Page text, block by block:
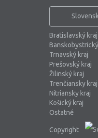
Bratislavský kraj
Trnavský kraj
Prešovský kraj
Žilinský kraj
Trenčiansky kraj
Nitriansky kraj
Košický kraj
Ostatné
Copyright